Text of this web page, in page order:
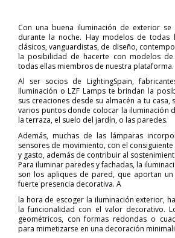
Con una buena iluminación de exterior se
durante la noche. Hay modelos de todas
clásicos, vanguardistas, de diseño,
la posibilidad de hacerte con modelos de
todas ellas miembros de nuestra plataforma.
Al ser socios de LightingSpain,
Iluminación o LZF Lamps te brindan la
sus creaciones desde su almacén a tu casa,
varios puntos donde colocar la iluminación
la terraza, el suelo del jardín, o las paredes.
Además, muchas de las lámparas
sensores de movimiento, con el
y gasto, además de contribuir al
Para iluminar paredes y fachadas, la
son los apliques de pared, que aportan
fuerte presencia decorativa. A
la hora de escoger la iluminación exterior,
la funcionalidad con el valor decorativo.
geométricos, con formas redondas o
para mimetizarse en una decoración